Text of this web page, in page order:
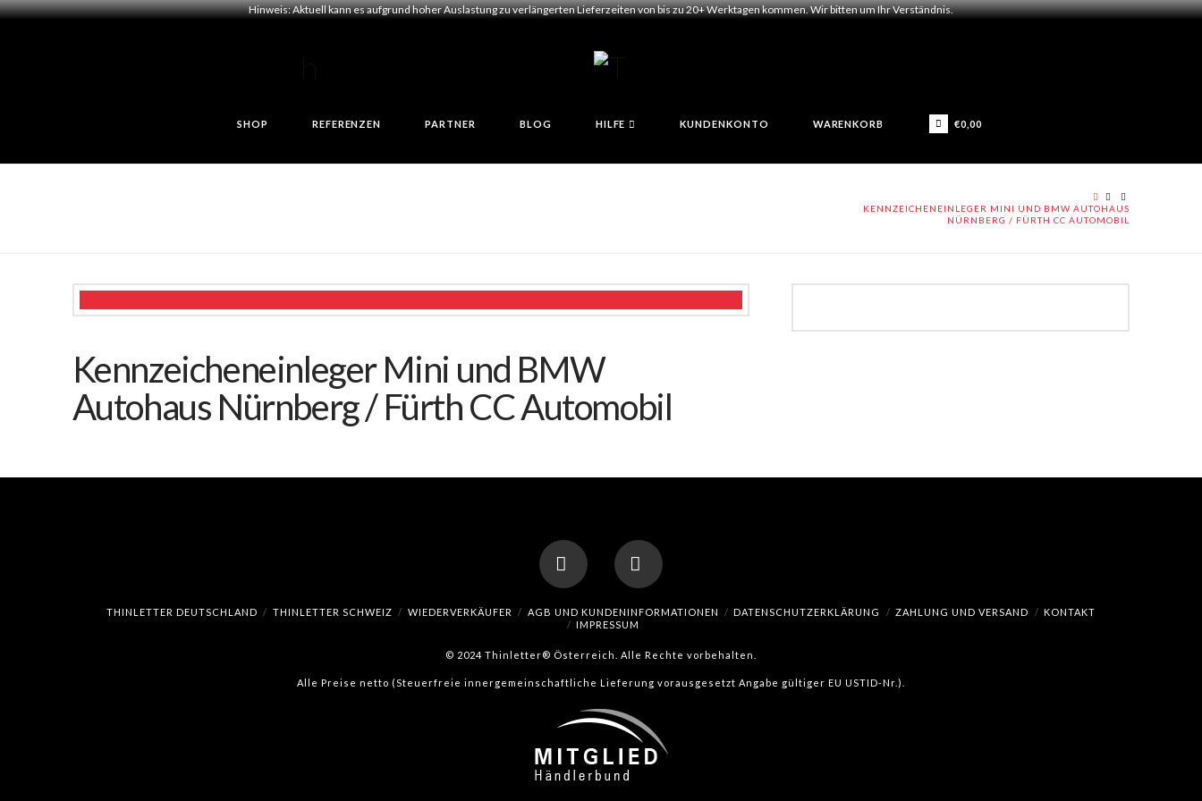
Hinweis: Aktuell kann es aufgrund hoher Auslastung zu verlängerten Lieferzeiten von bis zu 20+ Werktagen kommen. Wir bitten um Ihr Verständnis.
SHOP REFERENZEN PARTNER BLOG HILFE KUNDENKONTO WARENKORB €0,00
HOME
KENNZEICHENEINLEGER MINI UND BMW AUTOHAUS
NÜRNBERG / FÜRTH CC AUTOMOBIL
Kennzeicheneinleger Mini und BMW
Autohaus Nürnberg / Fürth CC Automobil
FacebookInstagram
THINLETTER DEUTSCHLAND THINLETTER SCHWEIZ WIEDERVERKÄUFER AGB UND KUNDENINFORMATIONEN DATENSCHUTZERKLÄRUNG ZAHLUNG UND VERSAND
KONTAKT
IMPRESSUM
© 2024 Thinletter® Österreich. Alle Rechte vorbehalten.
Alle Preise netto (Steuerfreie innergemeinschaftliche Lieferung vorausgesetzt Angabe gültiger EU USTID-Nr.).